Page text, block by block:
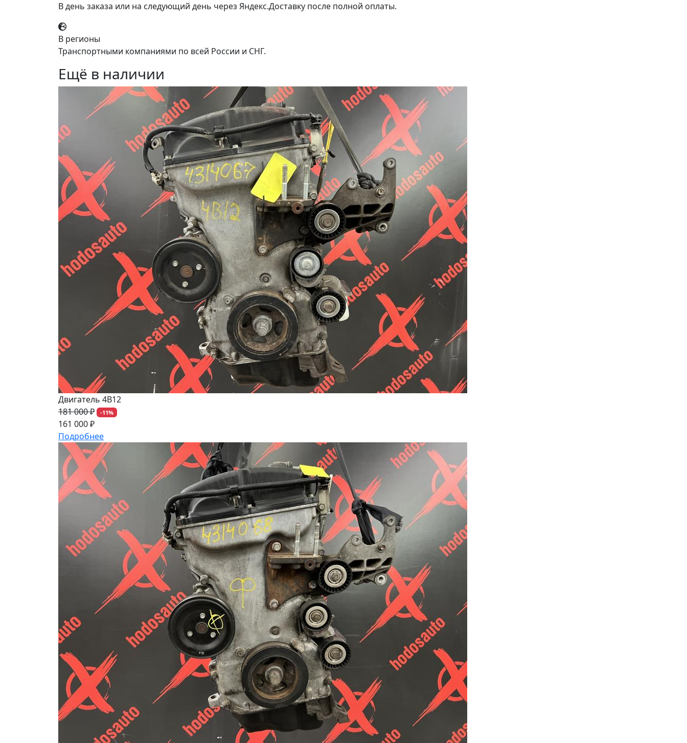
В день заказа или на следующий день через Яндекс.Доставку после полной оплаты.
В регионы
Транспортными компаниями по всей России и СНГ.
Ещё в наличии
Двигатель 4B12
181 000 ₽
-11%
161 000 ₽
Подробнее